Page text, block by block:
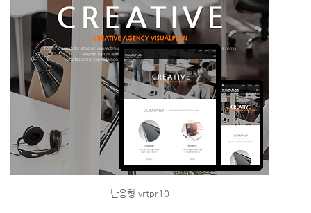
반응형 vrtpr10